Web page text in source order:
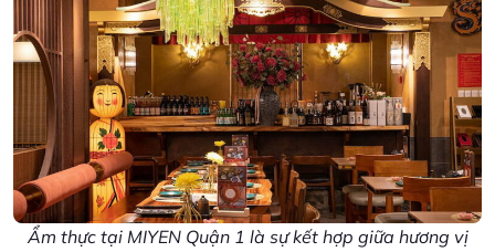
Ẩm thực tại MIYEN Quận 1 là sự kết hợp giữa hương vị